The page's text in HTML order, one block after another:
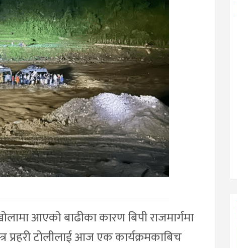
आएको बाढीका कारण बिपी राजमार्गमा
प्रहरी टोलीलाई आज एक कार्यक्रमकाबिच